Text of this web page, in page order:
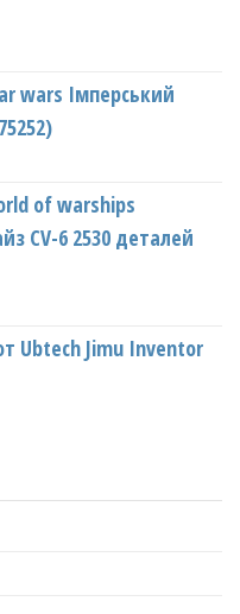
wars Імперський
of warships
CV-6 2530 деталей
Ubtech Jimu Inventor